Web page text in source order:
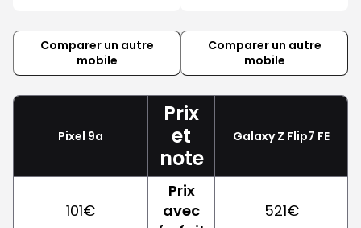
Comparer un autre
mobile
Comparer un autre
mobile
Pixel 9a
Prix
et
note
Galaxy Z Flip7 FE
101€
Prix
avec
521€